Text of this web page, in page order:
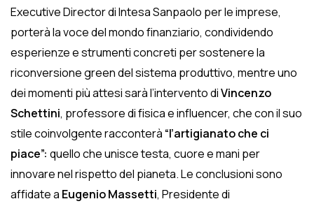
Executive Director di Intesa Sanpaolo per le imprese,
porterà la voce del mondo finanziario, condividendo
esperienze e strumenti concreti per sostenere la
riconversione green del sistema produttivo, mentre uno
dei momenti più attesi sarà l’intervento diVincenzo
Schettini, professore di fisica e influencer, che con il suo
stile coinvolgente racconterà “l’artigianato che ci
piace”: quello che unisce testa, cuore e mani per
innovare nel rispetto del pianeta. Le conclusioni sono
affidate a Eugenio Massetti, Presidente di